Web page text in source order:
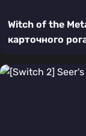
Witch of the
карточного